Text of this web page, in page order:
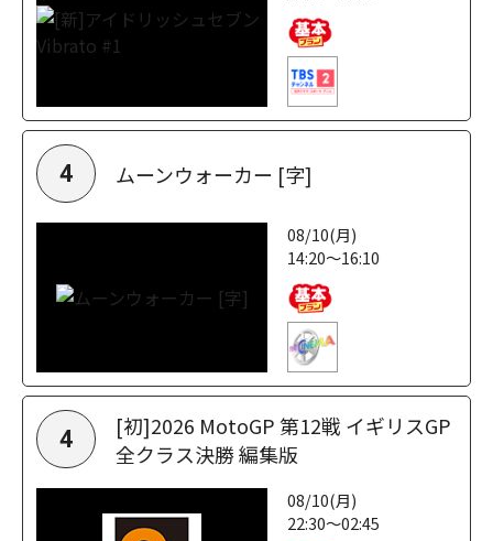
4 ムーンウォーカー [字]
08/10(月)
14:20～16:10
4
[初]2026 MotoGP 第12戦 イギリスGP
全クラス決勝 編集版
08/10(月)
22:30～02:45